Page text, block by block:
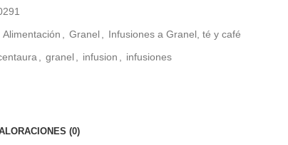
Alimentación Granel
Infusiones a Granel, té y café
granel infusion infusiones
(0)